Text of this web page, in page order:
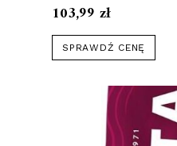
103,99zł
SPRAWDŹ CENĘ